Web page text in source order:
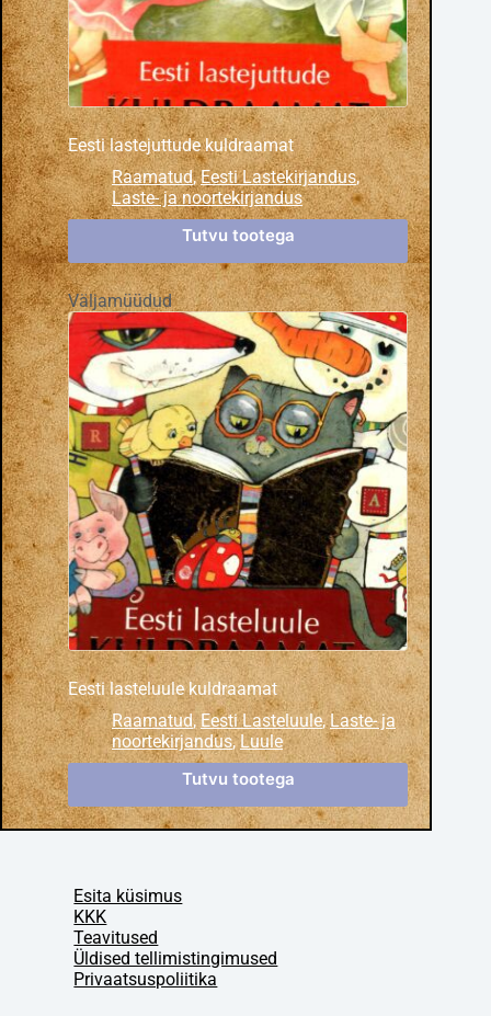
Eesti lastejuttude kuldraamat
Raamatud,Eesti Lastekirjandus,
Laste- ja noortekirjandus
Tutvu tootega
Väljamüüdud
Eesti lasteluule kuldraamat
Raamatud, Eesti Lasteluule,Laste- ja
noortekirjandus,Luule
Tutvu tootega
Esita küsimus
KKK
Teavitused
Üldised tellimistingimused
Privaatsuspoliitika